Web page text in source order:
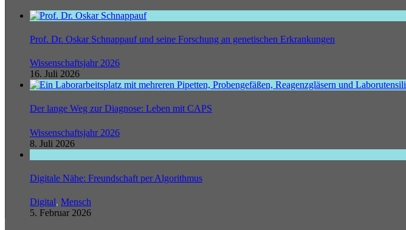
Prof. Dr. Oskar Schnappauf und seine Forschung an genetischen Erkrankungen
Wissenschaftsjahr 2026
16. Juli 2026
Der lange Weg zur Diagnose: Leben mit CAPS
Wissenschaftsjahr 2026
8. Juli 2026
Digitale Nähe: Freundschaft per Algorithmus
Digital, Mensch
5. Februar 2026